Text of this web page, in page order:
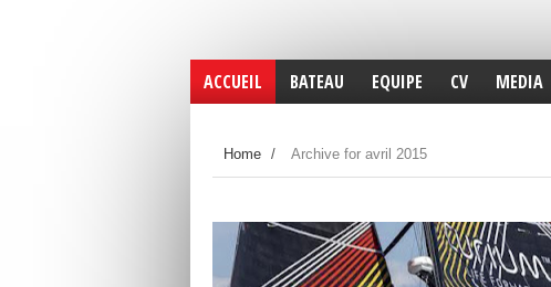
ACCUEIL BATEAU EQUIPE CV MEDIA
Home / Archive for avril 2015